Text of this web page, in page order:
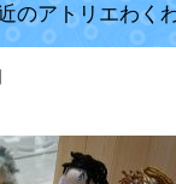
のアトリエわく